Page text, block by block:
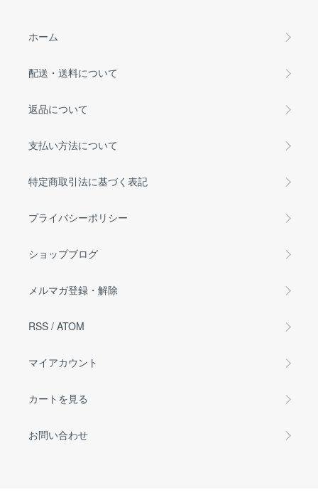
ホーム
配送・送料について
返品について
支払い方法について
特定商取引法に基づく表記
プライバシーポリシー
ショップブログ
メルマガ登録・解除
RSS / ATOM
マイアカウント
カートを見る
お問い合わせ